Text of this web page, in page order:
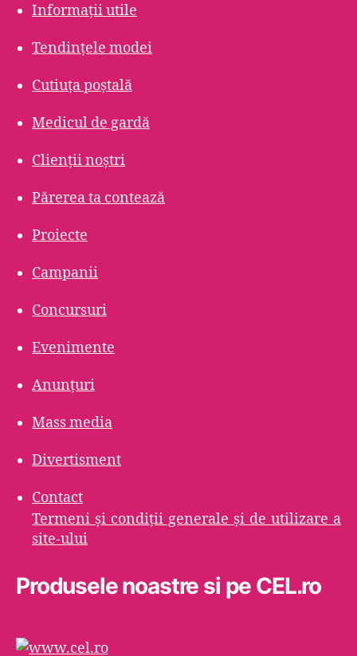
Informații utile
Tendințele modei
Cutiuța poștală
Medicul de gardă
Clienții noștri
Părerea ta contează
Proiecte
Campanii
Concursuri
Evenimente
Anunțuri
Mass media
Divertisment
Contact
Termeni şi condiţii generale şi de utilizare a
site-ului
Produsele noastre si pe CEL.ro